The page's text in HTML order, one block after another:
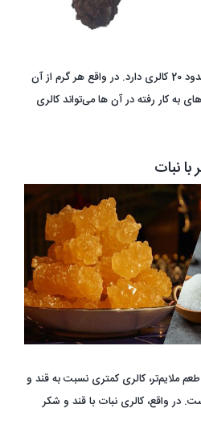
یک شاخه نبات با وزن 5 گرم، حدود 20 کالری دارد. در واقع هر گرم از آن
های به کار رفته در آن ها می‌تواند کالری
نبات
ملایم‌تر، کالری کمتری نسبت به قند و
در واقع، کالری نبات با قند و شکر